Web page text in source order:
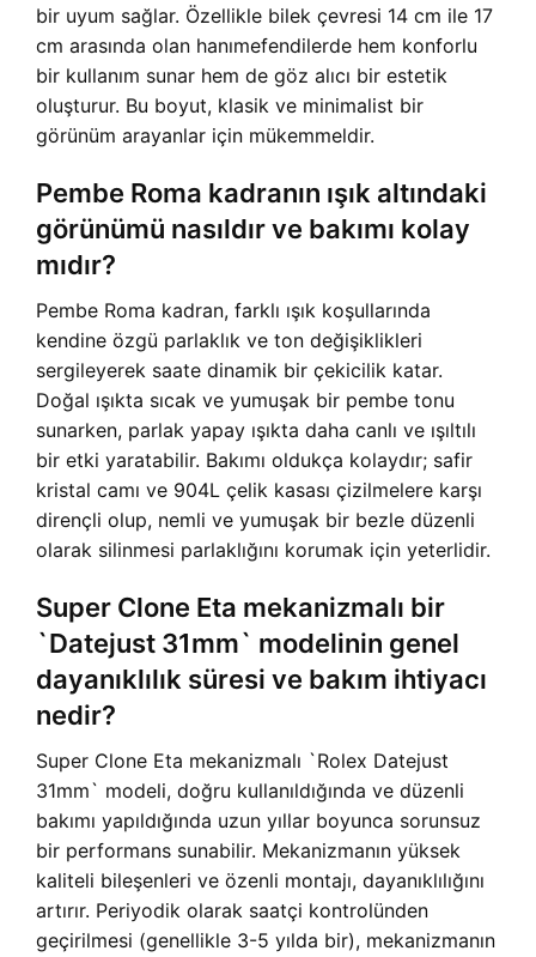
bir uyum sağlar. Özellikle bilek çevresi 14 cm ile 17
cm arasında olan hanımefendilerde hem konforlu
bir kullanım sunar hem de göz alıcı bir estetik
oluşturur. Bu boyut, klasik ve minimalist bir
görünüm arayanlar için mükemmeldir.
Pembe Roma kadranın ışık altındaki
görünümü nasıldır ve bakımı kolay
mıdır?
Pembe Roma kadran, farklı ışık koşullarında
kendine özgü parlaklık ve ton değişiklikleri
sergileyerek saate dinamik bir çekicilik katar.
Doğal ışıkta sıcak ve yumuşak bir pembe tonu
sunarken, parlak yapay ışıkta daha canlı ve ışıltılı
bir etki yaratabilir. Bakımı oldukça kolaydır; safir
kristal camı ve 904L çelik kasası çizilmelere karşı
dirençli olup, nemli ve yumuşak bir bezle düzenli
olarak silinmesi parlaklığını korumak için yeterlidir.
Super Clone Eta mekanizmalı bir
`Datejust 31mm` modelinin genel
dayanıklılık süresi ve bakım ihtiyacı
nedir?
Super Clone Eta mekanizmalı `Rolex Datejust
31mm` modeli, doğru kullanıldığında ve düzenli
bakımı yapıldığında uzun yıllar boyunca sorunsuz
bir performans sunabilir. Mekanizmanın yüksek
kaliteli bileşenleri ve özenli montajı, dayanıklılığını
artırır. Periyodik olarak saatçi kontrolünden
geçirilmesi (genellikle 3-5 yılda bir), mekanizmanın